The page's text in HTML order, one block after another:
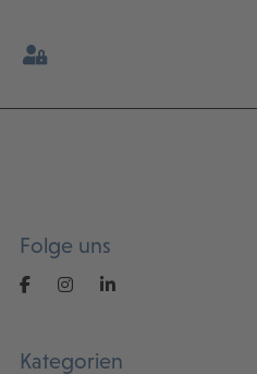
Folge uns
Kategorien